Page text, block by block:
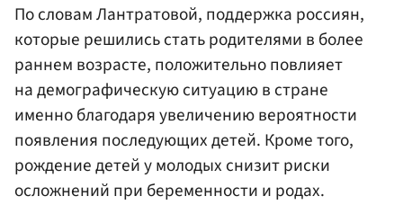
По словам Лантратовой, поддержка россиян,
которые решились стать родителями в более
раннем возрасте, положительно повлияет
на демографическую ситуацию в стране
именно благодаря увеличению вероятности
появления последующих детей. Кроме того,
рождение детей у молодых снизит риски
осложнений при беременности и родах.